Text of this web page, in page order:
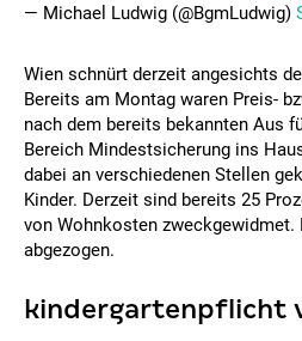
— Michael Ludwig (@BgmLudwig)
Wien schnürt derzeit angesichts
Bereits am Montag waren Preis-
nach dem bereits bekannten Aus
Bereich Mindestsicherung ins
dabei an verschiedenen Stellen
Kinder. Derzeit sind bereits 25
von Wohnkosten
abgezogen.
kindergartenpflicht